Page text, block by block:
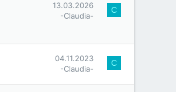
13.03.2026
-Claudia-
C
04.11.2023
-Claudia-
C